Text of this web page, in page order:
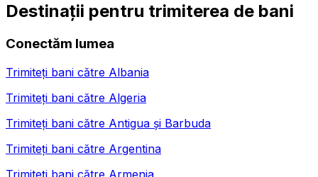
Destinații pentru trimiterea de bani
Conectăm lumea
Trimiteți bani către Albania
Trimiteți bani către Algeria
Trimiteți bani către Antigua și Barbuda
Trimiteți bani către Argentina
Trimiteți bani către Armenia